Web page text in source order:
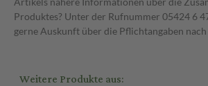
Produktes? Unter der Rufnummer 05424 6
gerne Auskunft über die Pflichtangaben nach
Weitere Produkte aus: